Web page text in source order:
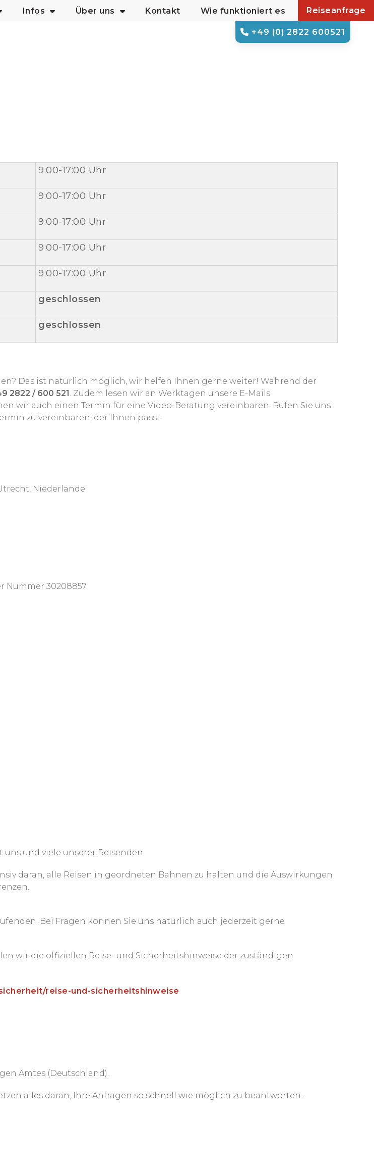
+49 (0) 2822 600521
Infos Über uns Kontakt Wie funktioniert es Reiseanfrage
9:00-17:00 Uhr
9:00-17:00 Uhr
9:00-17:00 Uhr
9:00-17:00 Uhr
9:00-17:00 Uhr
geschlossen
geschlossen
Das ist natürlich möglich, wir helfen Ihnen gerne weiter! Während der
2822 / 600 521. Zudem lesen wir an Werktagen unsere E-Mails
wir auch einen Termin für eine Video-Beratung vereinbaren. Rufen Sie uns
zu vereinbaren, der Ihnen passt.
Niederlande
Nummer 30208857
und viele unserer Reisenden.
daran, alle Reisen in geordneten Bahnen zu halten und die Auswirkungen
Bei Fragen können Sie uns natürlich auch jederzeit gerne
wir die offiziellen Reise- und Sicherheitshinweise der zuständigen
reise-und-sicherheitshinweise
Amtes (Deutschland).
alles daran, Ihre Anfragen so schnell wie möglich zu beantworten.